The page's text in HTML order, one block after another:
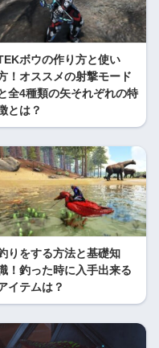
ボウの作り方と使い
！オススメの射撃モード
全4種類の矢それぞれの特
とは？
りをする方法と基礎知
！釣った時に入手出来る
イテムは？